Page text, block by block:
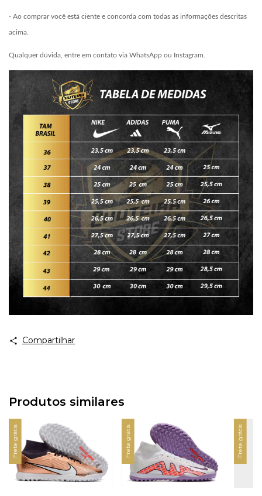
- Ao comprar você está ciente e concorda com todas as informações descritas
acima.
Qualquer dúvida, entre em contato via WhatsApp ou Instagram.
Compartilhar
Produtos similares
Frete grátis Frete grátis Frete grátis